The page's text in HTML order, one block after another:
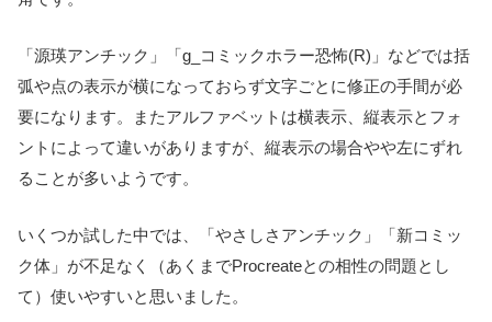
「源瑛アンチック」「g_コミックホラー恐怖(R)」などでは括
弧や点の表示が横になっておらず文字ごとに修正の手間が必
要になります。またアルファベットは横表示、縦表示とフォ
ントによって違いがありますが、縦表示の場合やや左にずれ
ることが多いようです。
いくつか試した中では、「やさしさアンチック」「新コミッ
ク体」が不足なく（あくまでProcreateとの相性の問題とし
て）使いやすいと思いました。